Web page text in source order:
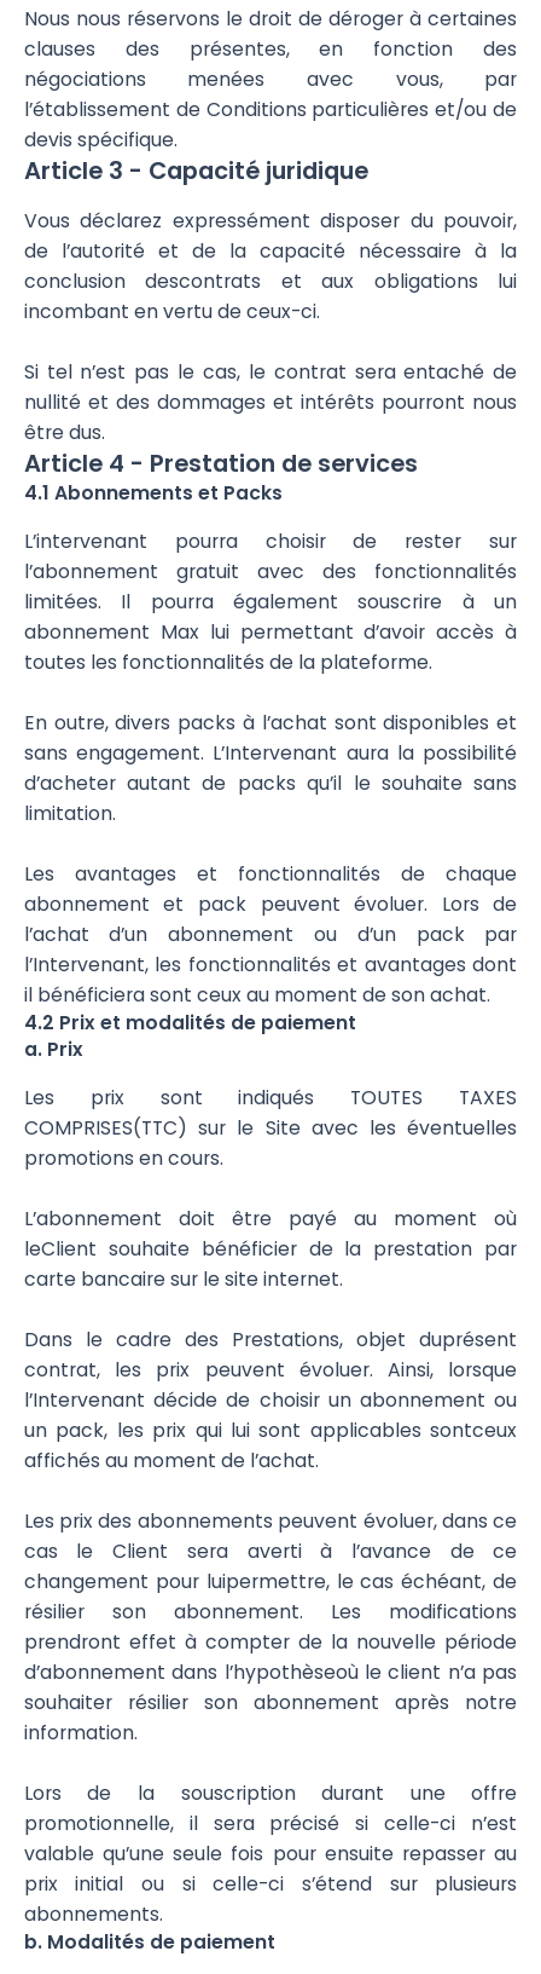
Nous nous réservons le droit de déroger à certaines
clauses des présentes, en fonction des
négociations menées avec vous, par
l’établissement de Conditions particulières et/ou de
devis spécifique.
Article 3 - Capacité juridique
Vous déclarez expressément disposer du pouvoir,
de l’autorité et de la capacité nécessaire à la
conclusion descontrats et aux obligations lui
incombant en vertu de ceux-ci.
Si tel n’est pas le cas, le contrat sera entaché de
nullité et des dommages et intérêts pourront nous
être dus.
Article 4 - Prestation de services
4.1 Abonnements et Packs
L’intervenant pourra choisir de rester sur
l’abonnement gratuit avec des fonctionnalités
limitées. Il pourra également souscrire à un
abonnement Max lui permettant d’avoir accès à
toutes les fonctionnalités de la plateforme.
En outre, divers packs à l’achat sont disponibles et
sans engagement. L’Intervenant aura la possibilité
d’acheter autant de packs qu’il le souhaite sans
limitation.
Les avantages et fonctionnalités de chaque
abonnement et pack peuvent évoluer. Lors de
l’achat d’un abonnement ou d’un pack par
l’Intervenant, les fonctionnalités et avantages dont
il bénéficiera sont ceux au moment de son achat.
4.2 Prix et modalités de paiement
a. Prix
Les prix sont indiqués TOUTES TAXES
COMPRISES(TTC) sur le Site avec les éventuelles
promotions en cours.
L’abonnement doit être payé au moment où
leClient souhaite bénéficier de la prestation par
carte bancaire sur le site internet.
Dans le cadre des Prestations, objet duprésent
contrat, les prix peuvent évoluer. Ainsi, lorsque
l’Intervenant décide de choisir un abonnement ou
un pack, les prix qui lui sont applicables sontceux
affichés au moment de l’achat.
Les prix des abonnements peuvent évoluer, dans ce
cas le Client sera averti à l’avance de ce
changement pour luipermettre, le cas échéant, de
résilier son abonnement. Les modifications
prendront effet à compter de la nouvelle période
d’abonnement dans l’hypothèseoù le client n’a pas
souhaiter résilier son abonnement après notre
information.
Lors de la souscription durant une offre
promotionnelle, il sera précisé si celle-ci n’est
valable qu’une seule fois pour ensuite repasser au
prix initial ou si celle-ci s’étend sur plusieurs
abonnements.
b. Modalités de paiement